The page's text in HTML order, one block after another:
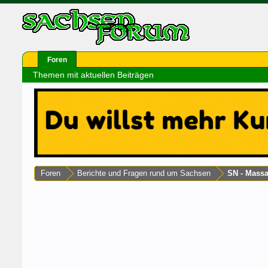
Foren Berichte und Fragen rund um Sachsen SN -
Foren
Themen mit aktuellen Beiträgen